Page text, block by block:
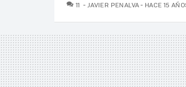
11 COMENTARIOS
JAVIER PENALVA HACE 15